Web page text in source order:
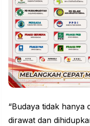
“Budaya tidak hanya
dirawat dan